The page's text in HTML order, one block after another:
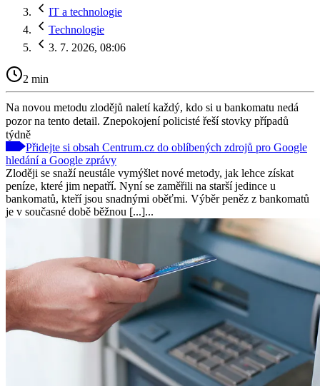
IT a technologie
Technologie
3. 7. 2026, 08:06
2 min
Na novou metodu zlodějů naletí každý, kdo si u bankomatu nedá
pozor na tento detail. Znepokojení policisté řeší stovky případů
týdně
Přidejte si obsah Centrum.cz do oblíbených zdrojů pro Google
hledání a Google zprávy
Zloději se snaží neustále vymýšlet nové metody, jak lehce získat
peníze, které jim nepatří. Nyní se zaměřili na starší jedince u
bankomatů, kteří jsou snadnými oběťmi. Výběr peněz z bankomatů
je v současné době běžnou [...]...